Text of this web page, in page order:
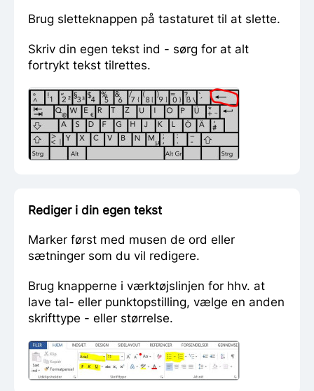
Brug sletteknappen på tastaturet til at slette.
Skriv din egen tekst ind - sørg for at alt
fortrykt tekst tilrettes.
Rediger i din egen tekst
Marker først med musen de ord eller
sætninger som du vil redigere.
Brug knapperne i værktøjslinjen for hhv. at
lave tal- eller punktopstilling, vælge en anden
skrifttype - eller størrelse.